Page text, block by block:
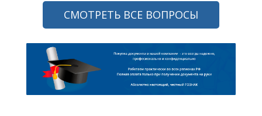
СМОТРЕТЬ ВСЕ ВОПРОСЫ